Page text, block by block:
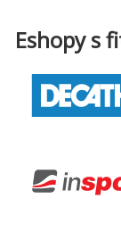
Eshopy s